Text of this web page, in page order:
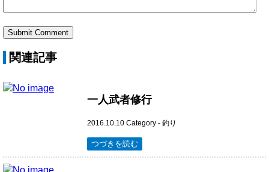
関連記事
一人武者修行
2016.10.10 Category - 釣り
つづきを読む